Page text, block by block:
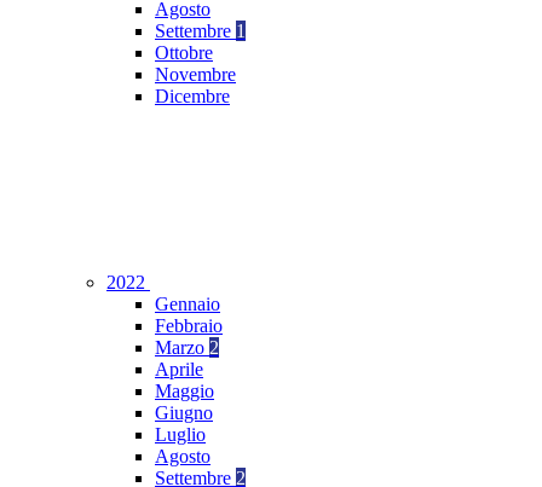
Agosto
Settembre 1
Ottobre
Novembre
Dicembre
2022
Gennaio
Febbraio
Marzo 2
Aprile
Maggio
Giugno
Luglio
Agosto
Settembre 2